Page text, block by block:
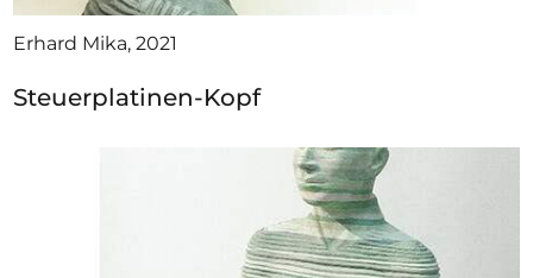
Erhard Mika, 2021
Steuerplatinen-Kopf